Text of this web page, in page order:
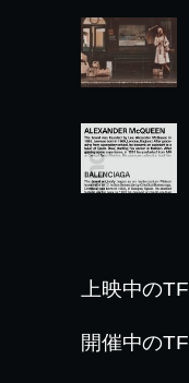
上映中の
social: